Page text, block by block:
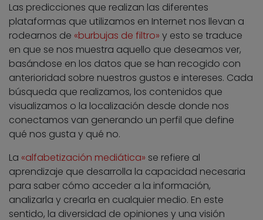
Las predicciones que realizan las diferentes
plataformas que utilizamos en Internet nos llevan a
rodearnos de «burbujas de filtro» y esto se traduce
en que se nos muestra aquello que deseamos ver,
basándose en los datos que se han recogido con
anterioridad sobre nuestros gustos e intereses. Cada
búsqueda que realizamos, los contenidos que
visualizamos o la localización desde donde nos
conectamos van generando un perfil que define
qué nos gusta y qué no.
La «alfabetización mediática» se refiere al
aprendizaje que desarrolla la capacidad necesaria
para saber cómo acceder a la información,
analizarla y crearla en cualquier medio. En este
sentido, la diversidad de opiniones y una visión